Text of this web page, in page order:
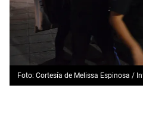
Foto: Cortesía de Melissa Espinosa /